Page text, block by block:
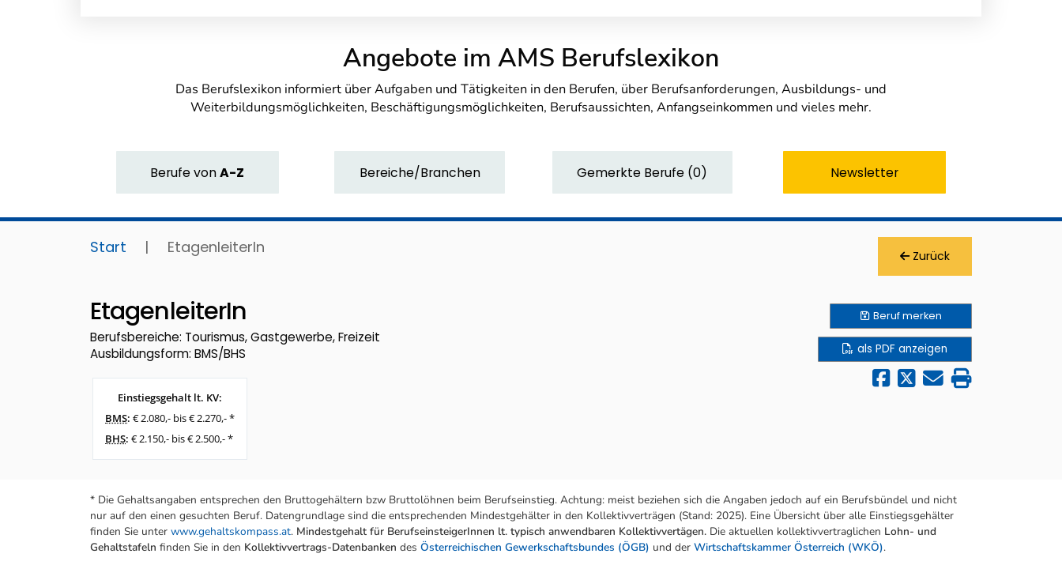
Angebote im AMS Berufslexikon
Das Berufslexikon informiert über Aufgaben und Tätigkeiten in den Berufen, über Berufsanforderungen, Ausbildungs- und
Weiterbildungsmöglichkeiten, Beschäftigungsmöglichkeiten, Berufsaussichten, Anfangseinkommen und vieles mehr.
BerufevonA-Z Bereiche/Branchen Gemerkte Berufe (0) Newsletter
Start | EtagenleiterIn Zurück
EtagenleiterIn
Berufsbereiche: Tourismus, Gastgewerbe, Freizeit
Ausbildungsform: BMS/BHS
Einstiegsgehalt lt. KV:
BMS: € 2.080,- bis € 2.270,- *
BHS: € 2.150,- bis € 2.500,- *
Berufmerken
als PDF anzeigen
* Die Gehaltsangaben entsprechen den Bruttogehältern bzw Bruttolöhnen beim Berufseinstieg. Achtung: meist beziehen sich die Angaben jedoch auf ein Berufsbündel und nicht
nur auf den einen gesuchten Beruf. Datengrundlage sind die entsprechenden Mindestgehälter in den Kollektivverträgen (Stand: 2025). Eine Übersicht über alle Einstiegsgehälter
finden Sie unter www.gehaltskompass.at. Mindestgehalt für BerufseinsteigerInnen lt. typisch anwendbaren Kollektivvertägen. Die aktuellen kollektivvertraglichen Lohn- und
Gehaltstafeln finden Sie in den Kollektivvertrags-Datenbanken des Österreichischen Gewerkschaftsbundes (ÖGB) und der Wirtschaftskammer Österreich (WKÖ).